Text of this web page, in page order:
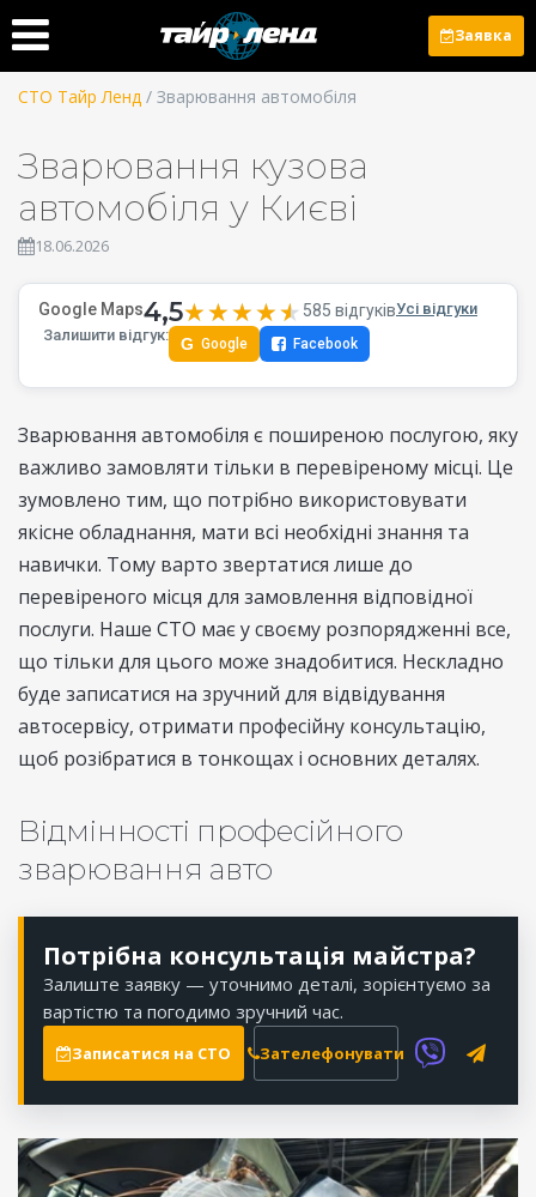
Заявка
СТО Тайр Ленд / Зварювання автомобіля
Зварювання кузова
автомобіля у Києві
18.06.2026
Google Maps4,5★★★★★
★★★★★ 585 відгуківУсі відгуки
Залишити відгук:
G Google Facebook
Зварювання автомобіля є поширеною послугою, яку
важливо замовляти тільки в перевіреному місці. Це
зумовлено тим, що потрібно використовувати
якісне обладнання, мати всі необхідні знання та
навички. Тому варто звертатися лише до
перевіреного місця для замовлення відповідної
послуги. Наше СТО має у своєму розпорядженні все,
що тільки для цього може знадобитися. Нескладно
буде записатися на зручний для відвідування
автосервісу, отримати професійну консультацію,
щоб розібратися в тонкощах і основних деталях.
Відмінності професійного
зварювання авто
Потрібна консультація майстра?
Залиште заявку — уточнимо деталі, зорієнтуємо за
вартістю та погодимо зручний час.
Записатися на СТО Зателефонувати